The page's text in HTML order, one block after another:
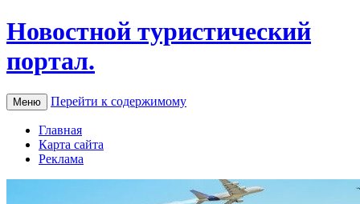
Новостной туристический
портал.
Меню Перейти к содержимому
Главная
Карта сайта
Реклама